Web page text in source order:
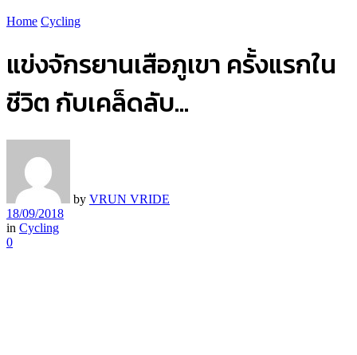
Home Cycling
แข่งจักรยานเสือภูเขา ครั้งแรกใน
ชีวิต กับเคล็ดลับ…
by VRUN VRIDE
18/09/2018
in Cycling
0